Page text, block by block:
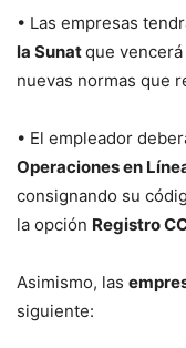
• Las empresas
la Sunatque
nuevas normas que
• El empleador
Operaciones en
consignando su
la opción Registro
Asimismo, las
siguiente: